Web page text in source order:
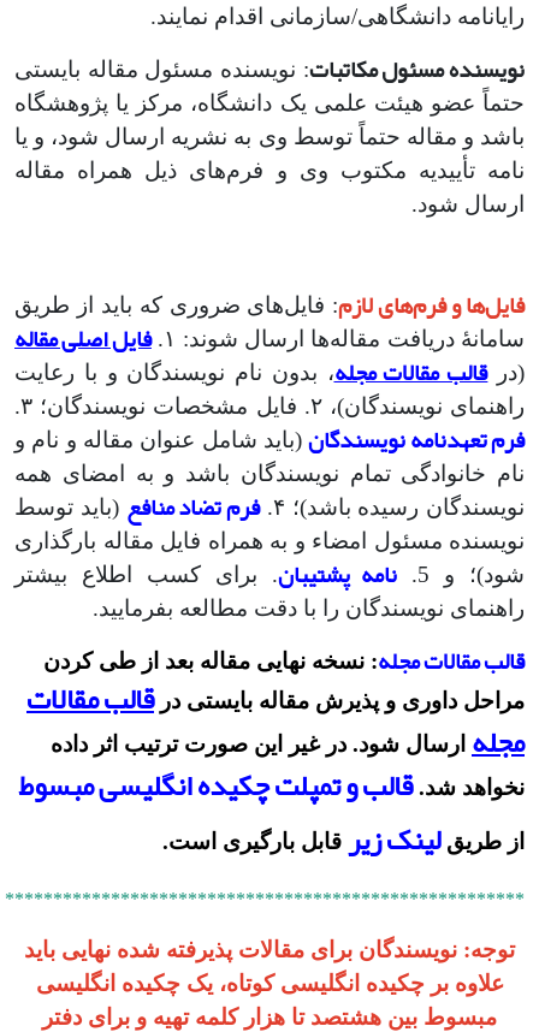
رایانامه دانشگاهی/سازمانی اقدام نمایند.
نویسنده مسئول مکاتبات: نویسنده مسئول مقاله بایستی
حتماً عضو هیئت علمی یک دانشگاه، مرکز یا پژوهشگاه
باشد و مقاله حتماً توسط وی به نشریه ارسال شود، و یا
نامه تأییدیه مکتوب وی و فرم‌های ذیل همراه مقاله
ارسال شود.
فایل‌ها و فرم‌های لازم: فایل‌های ضروری که باید از طریق
سامانۀ دریافت مقاله‌ها ارسال شوند: ۱.
فایل اصلی مقاله
(درقالب مقالات مجله، بدون نام نویسندگان و با رعایت
راهنمای نویسندگان)، ۲. فایل مشخصات نویسندگان؛ ۳.
فرم تعهدنامه نویسندگان(باید شامل عنوان مقاله و نام و
نام خانوادگی تمام نویسندگان باشد و به امضای همه
نویسندگان رسیده باشد)؛ ۴.
فرم تضاد منافع (باید توسط
نویسنده مسئول امضاء و به همراه فایل مقاله بارگذاری
شود)؛ و 5.
نامه پشتیبان. برای کسب اطلاع بیشتر
راهنمای نویسندگان را با دقت مطالعه بفرمایید.
قالب مقالات مجله: نسخه نهایی مقاله بعد از طی کردن
مراحل داوری و پذیرش مقاله بایستی درقالب مقالات
مجله ارسال شود. در غیر این صورت ترتیب اثر داده
نخواهد شد.قالب و تمپلت چکیده انگلیسی مبسوط
از طریق لینک زیر قابل بارگیری است.
******************************************************
توجه: نویسندگان برای مقالات پذیرفته شده نهایی باید
علاوه بر چکیده انگلیسی کوتاه، یک چکیده انگلیسی
مبسوط بین هشتصد تا هزار کلمه تهیه و برای دفتر